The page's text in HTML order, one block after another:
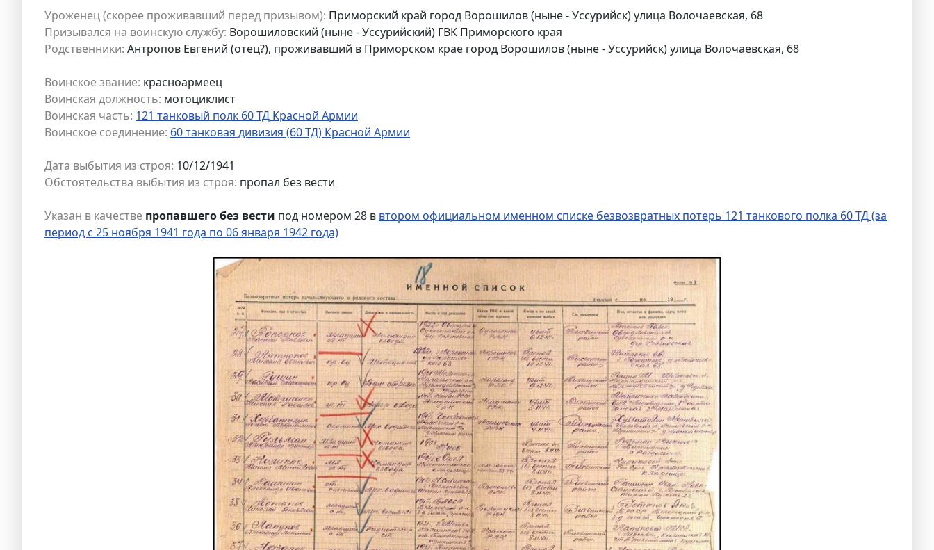
Уроженец (скорее проживавший перед призывом): Приморский край город Ворошилов (ныне - Уссурийск) улица Волочаевская, 68
Призывался на воинскую службу: Ворошиловский (ныне - Уссурийский) ГВК Приморского края
Родственники: Антропов Евгений (отец?), проживавший в Приморском крае город Ворошилов (ныне - Уссурийск) улица Волочаевская, 68
Воинское звание: красноармеец
Воинская должность: мотоциклист
Воинская часть: 121 танковый полк 60 ТД Красной Армии
Воинское соединение: 60 танковая дивизия (60 ТД) Красной Армии
Дата выбытия из строя: 10/12/1941
Обстоятельства выбытия из строя: пропал без вести
Указан в качестве пропавшего без вести под номером 28 в втором официальном именном списке безвозвратных потерь 121 танкового полка 60 ТД (за
период с 25 ноября 1941 года по 06 января 1942 года)